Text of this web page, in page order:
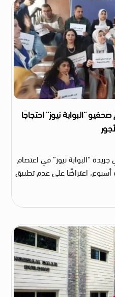
“البوابة نيوز” احتجاجًا
“البوابة نيوز” في اعتصام
اعتراضًا على عدم تطبيق